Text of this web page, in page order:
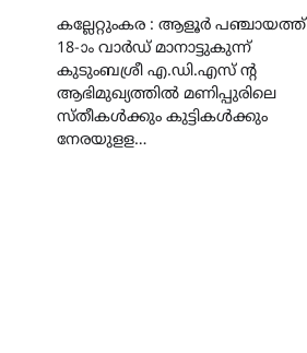
കല്ലേറ്റുംകര : ആളൂർ പഞ്ചായത്ത്
18-ാം വാർഡ് മാനാട്ടുകുന്ന്
കുടുംബശ്രീ എ.ഡി.എസ്‌ ന്‍റ
ആഭിമുഖ്യത്തിൽ മണിപ്പുരിലെ
സ്തീകൾക്കും കുട്ടികൾക്കും
നേരയുളള…